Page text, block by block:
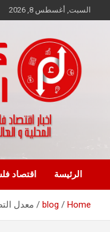
to
السبت, أغسطس 8, 2026
كواليس
الرئيسة اقتصاد
Home
blog معدل